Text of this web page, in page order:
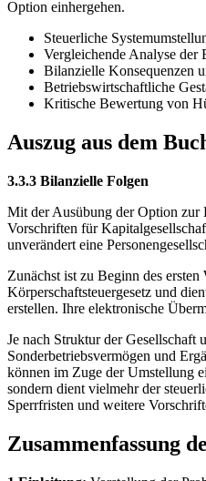
Option einhergehen.
Steuerliche
Vergleichende Analyse der
Bilanzielle Konsequenzen
Betriebswirtschaftliche
Kritische Bewertung von
Auszug aus dem
3.3.3 Bilanzielle Folgen
Mit der Ausübung der Option zur
Vorschriften für
unverändert eine
Zunächst ist zu Beginn des
Körperschaftsteuergesetz und
erstellen. Ihre elektronische
Je nach Struktur der Gesellschaft
Sonderbetriebsvermögen und
können im Zuge der Umstellung
sondern dient vielmehr der
Sperrfristen und weitere
Zusammenfassung